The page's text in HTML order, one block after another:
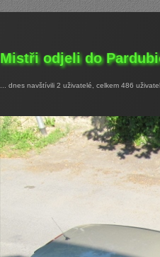
Mistři odjeli do
... dnes navštívili 2 uživatelé, celkem 486